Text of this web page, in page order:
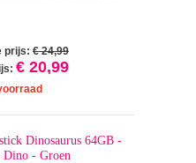
prijs: € 24,99
€ 20,99
Dinosaurus 64GB -
Dino - Groen